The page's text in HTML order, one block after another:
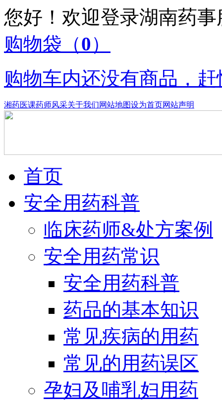
您好！欢迎登录湖南药
购物袋 （0）
购物车内还没有商品，
湘药医课药师风采关于我们网站地图设为首页网站声明
首页
安全用药科普
临床药师&处方案例
安全用药常识
安全用药科普
药品的基本知识
常见疾病的用药
常见的用药误区
孕妇及哺乳妇用药